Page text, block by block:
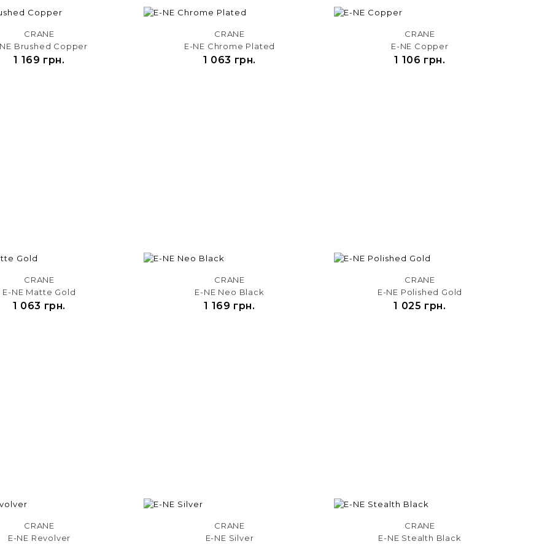
CRANE
Brushed Copper
1 169 грн.
CRANE
E-NE Chrome Plated
1 063 грн.
CRANE
E-NE Copper
1 106 грн.
CRANE
E-NE Matte Gold
1 063 грн.
CRANE
E-NE Neo Black
1 169 грн.
CRANE
E-NE Polished Gold
1 025 грн.
CRANE
E-NE Revolver
CRANE
E-NE Silver
CRANE
E-NE Stealth Black